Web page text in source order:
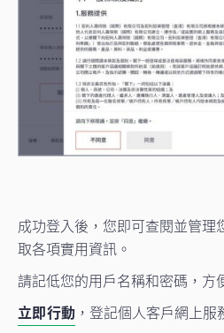
成功登入後，您即可查閱並管理
取各項實用資訊。
請記低您的用戶名稱和密碼，方
立即行動 ，登記個人客戶網上服